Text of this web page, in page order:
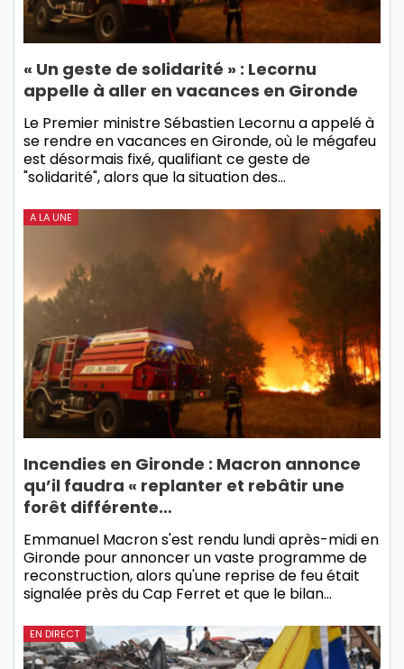
« Un geste de solidarité » : Lecornu
appelle à aller en vacances en Gironde
Le Premier ministre Sébastien Lecornu a appelé à
se rendre en vacances en Gironde, où le mégafeu
est désormais fixé, qualifiant ce geste de
"solidarité", alors que la situation des…
A LA UNE
Incendies en Gironde : Macron annonce
qu’il faudra « replanter et rebâtir une
forêt différente…
Emmanuel Macron s'est rendu lundi après-midi en
Gironde pour annoncer un vaste programme de
reconstruction, alors qu'une reprise de feu était
signalée près du Cap Ferret et que le bilan…
EN DIRECT